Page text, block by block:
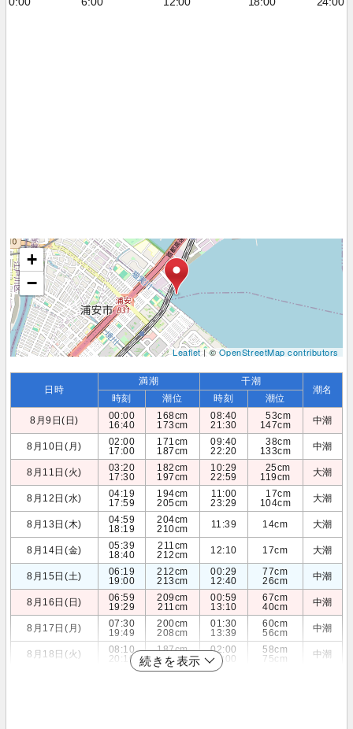
+
−
Leaflet| © OpenStreetMap contributors
日時
満潮 干潮
潮名
時刻 潮位 時刻
潮位
8月9日(日)
00:00
16:40
168cm
173cm
08:40
21:30
53cm
147cm
中潮
8月10日(月)
02:00
17:00
171cm
187cm
09:40
22:20
38cm
133cm
中潮
8月11日(火)
03:20
17:30
182cm
197cm
10:29
22:59
25cm
119cm
大潮
8月12日(水)
04:19
17:59
194cm
205cm
11:00
23:29
17cm
104cm
大潮
8月13日(木)
04:59
18:19
204cm
210cm
11:39 14cm 大潮
8月14日(金)
05:39
18:40
211cm
212cm
12:10 17cm 大潮
8月15日(土)
06:19
19:00
212cm
213cm
00:29
12:40
77cm
26cm
中潮
8月16日(日)
06:59
19:29
209cm
211cm
00:59
13:10
67cm
40cm
中潮
8月17日(月)
07:30
19:49
200cm
208cm
01:30
13:39
60cm
56cm
中潮
8月18日(火)
08:10
20:10
187cm
203cm
02:00
14:00
58cm
75cm
中潮
続きを表示